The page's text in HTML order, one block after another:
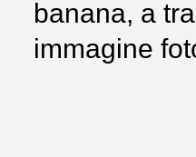
banana, a
immagine